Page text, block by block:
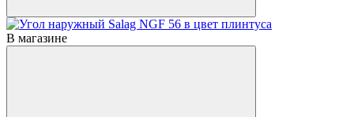
В магазине